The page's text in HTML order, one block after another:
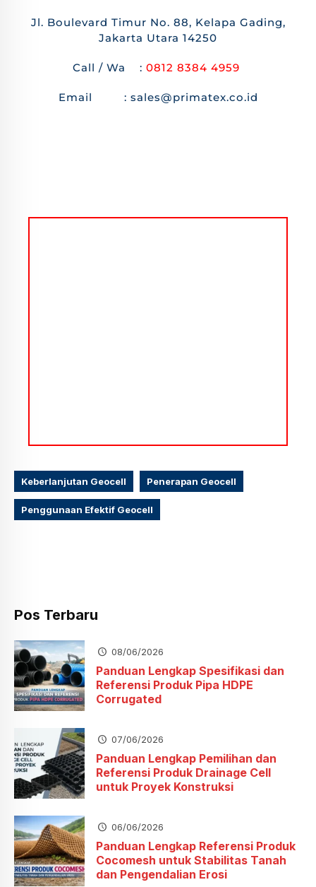
Jl. Boulevard Timur No. 88, Kelapa Gading,
Jakarta Utara 14250
Call / Wa : 0812 8384 4959
Email : sales@primatex.co.id
Keberlanjutan Geocell Penerapan Geocell
Penggunaan Efektif Geocell
Pos Terbaru
08/06/2026
Panduan Lengkap Spesifikasi dan
Referensi Produk Pipa HDPE
Corrugated
07/06/2026
Panduan Lengkap Pemilihan dan
Referensi Produk Drainage Cell
untuk Proyek Konstruksi
06/06/2026
Panduan Lengkap Referensi Produk
Cocomesh untuk Stabilitas Tanah
dan Pengendalian Erosi